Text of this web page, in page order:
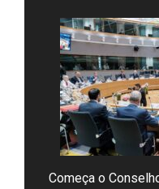
Começa o